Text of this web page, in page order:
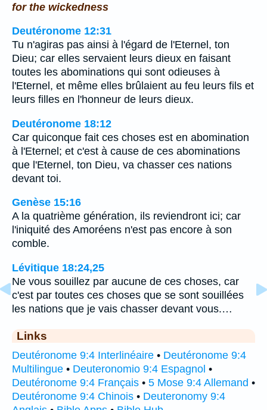
for the wickedness
Deutéronome 12:31
Tu n'agiras pas ainsi à l'égard de l'Eternel, ton
Dieu; car elles servaient leurs dieux en faisant
toutes les abominations qui sont odieuses à
l'Eternel, et même elles brûlaient au feu leurs fils et
leurs filles en l'honneur de leurs dieux.
Deutéronome 18:12
Car quiconque fait ces choses est en abomination
à l'Eternel; et c'est à cause de ces abominations
que l'Eternel, ton Dieu, va chasser ces nations
devant toi.
Genèse 15:16
A la quatrième génération, ils reviendront ici; car
l'iniquité des Amoréens n'est pas encore à son
comble.
Lévitique 18:24,25
Ne vous souillez par aucune de ces choses, car
c'est par toutes ces choses que se sont souillées
les nations que je vais chasser devant vous.…
Links
Deutéronome 9:4 Interlinéaire • Deutéronome 9:4
Multilingue • Deuteronomio 9:4 Espagnol •
Deutéronome 9:4 Français • 5 Mose 9:4 Allemand •
Deutéronome 9:4 Chinois • Deuteronomy 9:4